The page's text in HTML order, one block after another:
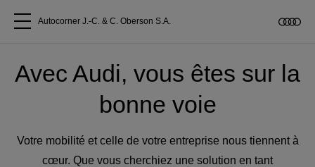
Tous les modèles
Acheter une Audi
Autocorner J.-C. & C. Oberson S.A.
Avec Audi, vous êtes sur la
bonne voie
Votre mobilité et celle de votre entreprise nous tiennent à
cœur. Que vous cherchiez une solution en tant